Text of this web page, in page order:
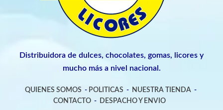
Distribuidora de dulces, chocolates, gomas, licores y
mucho más a nivel nacional.
QUIENES SOMOS - POLITICAS - NUESTRA TIENDA -
CONTACTO- DESPACHO Y ENVIO